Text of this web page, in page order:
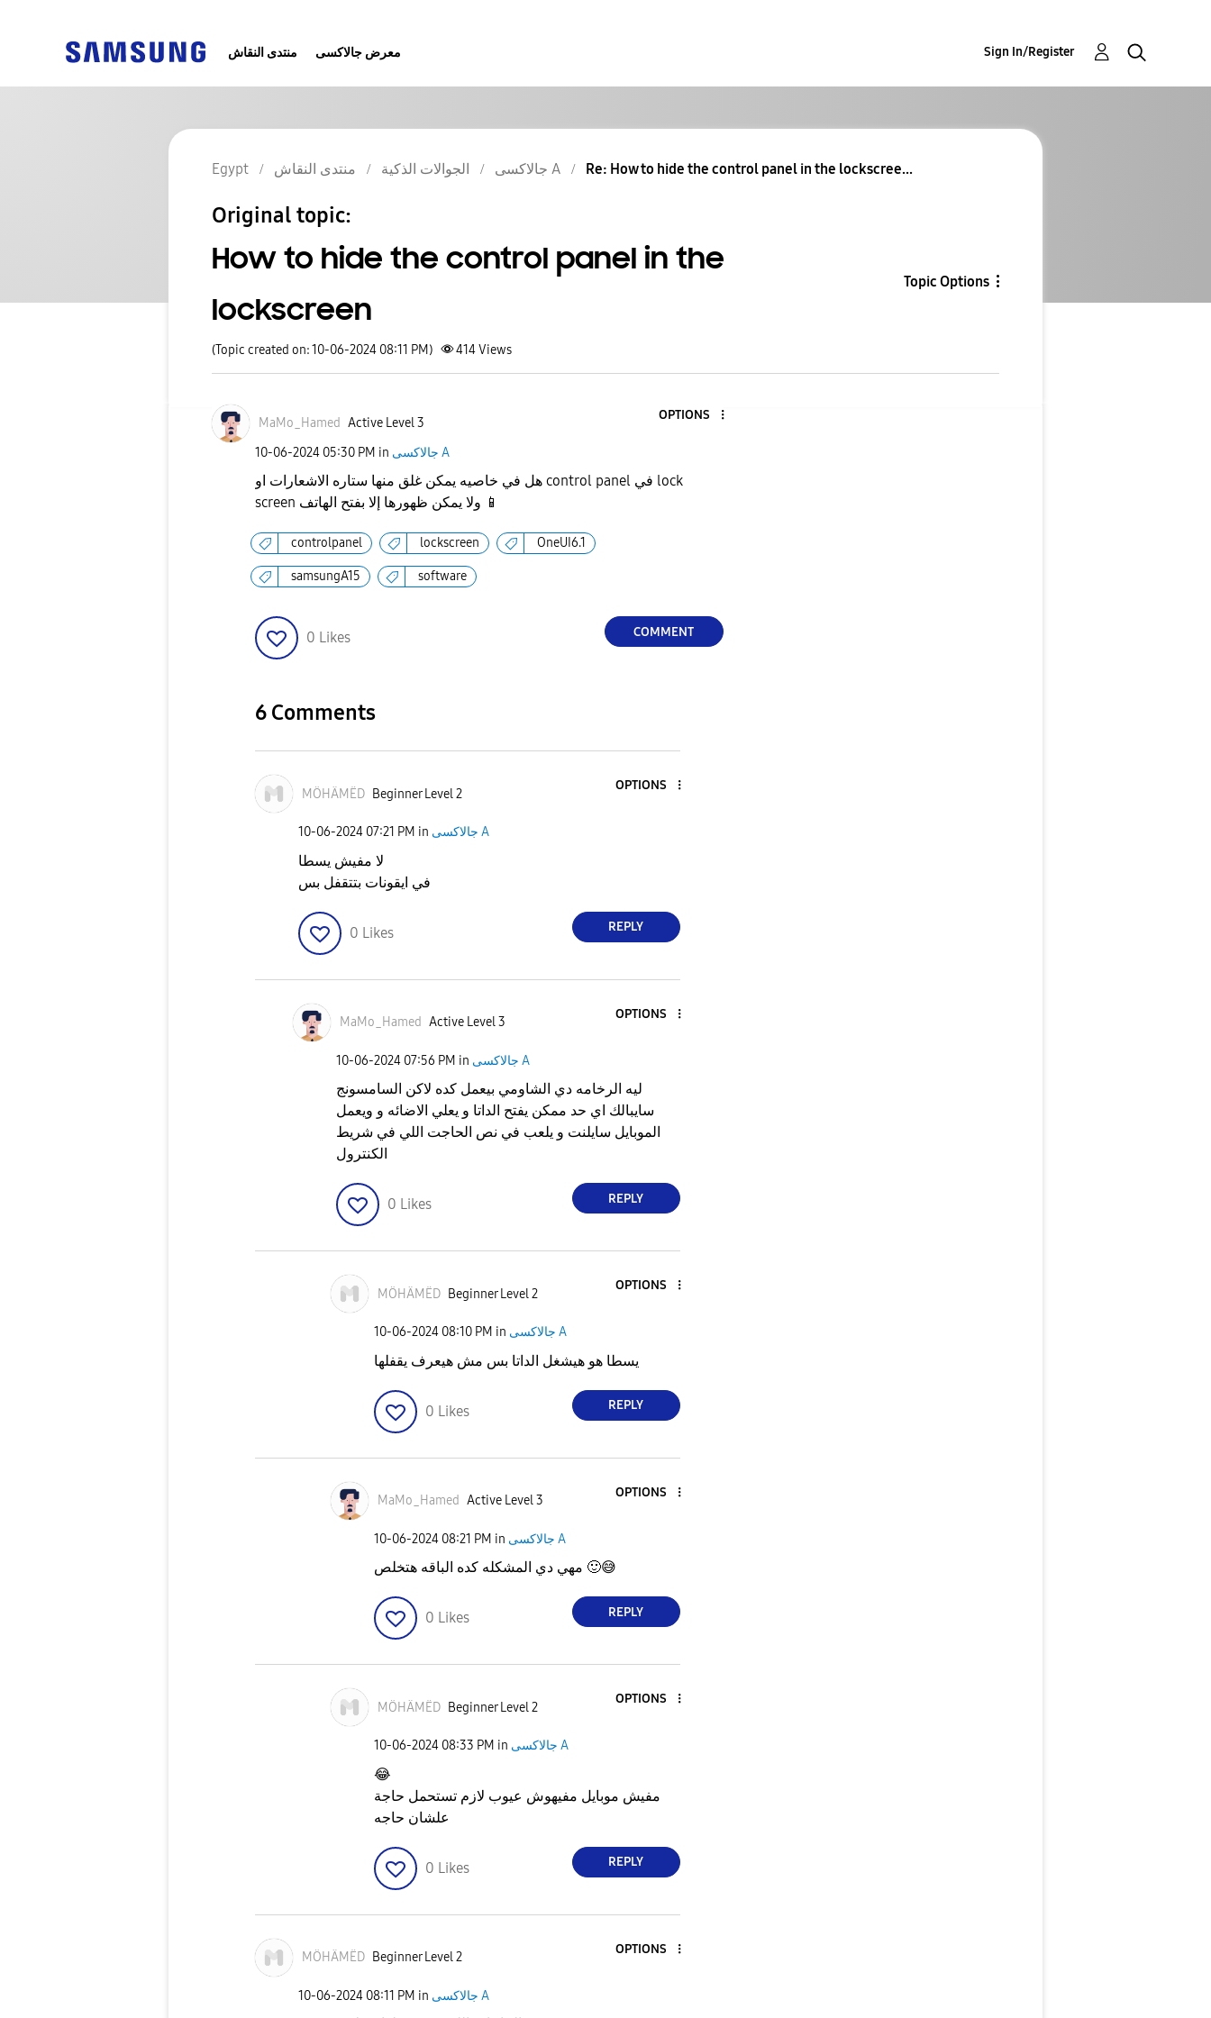
منتدى النقاش معرض جالاكسى Sign In/Register
Egypt منتدى النقاش الجوالات الذكية جالاكسى A Re: How to hide the control panel in the lockscree...
Original topic:
How to hide the control panel in the
lockscreen
Topic Options
(Topic created on: 10-06-2024 08:11 PM) 414Views
MaMo_Hamed Active Level 3
OPTIONS
‎10-06-2024 05:30 PM in جالاكسى A
هل في خاصيه يمكن غلق منها ستاره الاشعارات او control panel في lock
📱
controlpanel lockscreen OneUI6.1
samsungA15 software
0 Likes COMMENT
6 Comments
MÖHÄMËD Beginner Level 2
OPTIONS
‎10-06-2024 07:21 PM in جالاكسى A
لا مفيش يسطا
في ايقونات بتتقفل بس
0 Likes REPLY
MaMo_Hamed Active Level 3
OPTIONS
‎10-06-2024 07:56 PM in جالاكسى A
ليه الرخامه دي الشاومي بيعمل كده لاكن السامسونج
سايبالك اي حد ممكن يفتح الداتا و يعلي الاضائه و ويعمل
الموبايل سايلنت و يلعب في نص الحاجت اللي في شريط
الكنترول
0 Likes REPLY
MÖHÄMËD Beginner Level 2
OPTIONS
‎10-06-2024 08:10 PM in جالاكسى A
يسطا هو هيشغل الداتا بس مش هيعرف يقفلها
0 Likes REPLY
MaMo_Hamed Active Level 3
OPTIONS
‎10-06-2024 08:21 PM in جالاكسى A
🙂😅
0 Likes REPLY
MÖHÄMËD Beginner Level 2
OPTIONS
‎10-06-2024 08:33 PM in جالاكسى A
😂
مفيش موبايل مفيهوش عيوب لازم تستحمل حاجة
علشان حاجه
0 Likes REPLY
MÖHÄMËD Beginner Level 2
OPTIONS
‎10-06-2024 08:11 PM in جالاكسى A